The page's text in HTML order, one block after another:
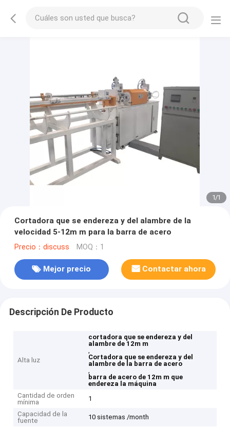
1/1
Cortadora que se endereza y del alambre de la
velocidad 5-12m m para la barra de acero
Precio：discuss MOQ：1
Mejor precio Contactar ahora
Descripción De Producto
Alta luz
cortadora que se endereza y del
alambre de 12m m
,
Cortadora que se endereza y del
alambre de la barra de acero
,
barra de acero de 12m m que
endereza la máquina
Cantidad de orden
mínima
1
Capacidad de la
fuente
10 sistemas /month